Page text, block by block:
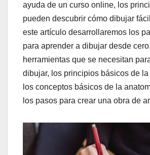
ayuda de un curso online, los
pueden descubrir cómo dibujar
este artículo desarrollaremos los
para aprender a dibujar desde
herramientas que se necesitan
dibujar, los principios básicos de
los conceptos básicos de la
los pasos para crear una obra de